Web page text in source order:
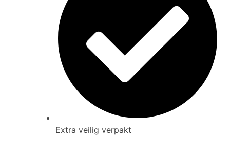
Extra veilig verpakt